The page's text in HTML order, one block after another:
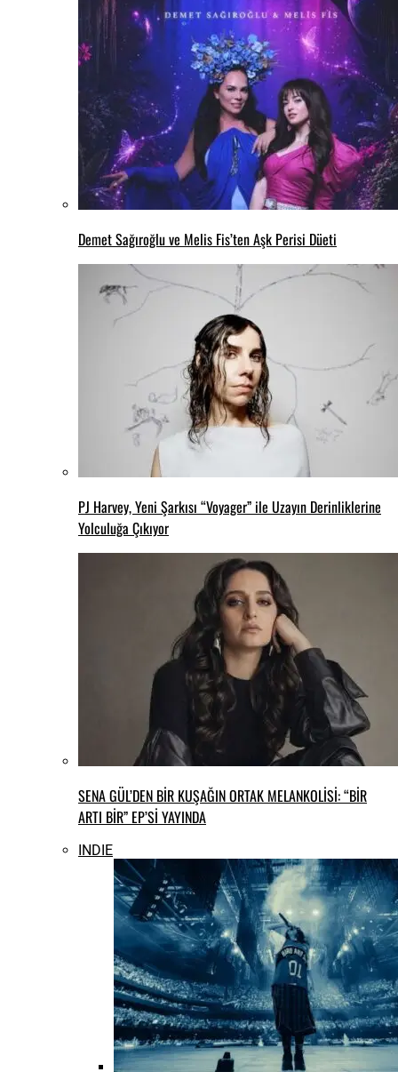
Demet Sağıroğlu ve Melis Fis’ten Aşk Perisi Düeti
PJ Harvey, Yeni Şarkısı “Voyager” ile Uzayın Derinliklerine
Yolculuğa Çıkıyor
SENA GÜL’DEN BİR KUŞAĞIN ORTAK MELANKOLİSİ: “BİR
ARTI BİR” EP’Sİ YAYINDA
INDIE